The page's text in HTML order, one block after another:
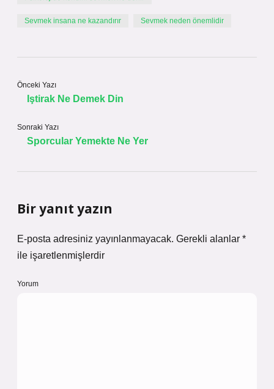
Sevmek insana ne kazandırır Sevmek neden önemlidir
Önceki Yazı
Iştirak Ne Demek Din
Sonraki Yazı
Sporcular Yemekte Ne Yer
Bir yanıt yazın
E-posta adresiniz yayınlanmayacak. Gerekli alanlar *
ile işaretlenmişlerdir
Yorum